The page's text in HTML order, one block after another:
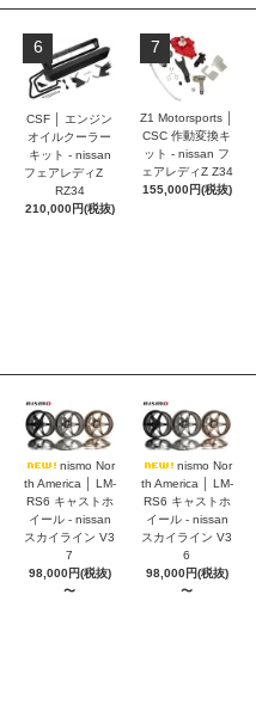
6
CSF │ エンジン
オイルクーラー
キット - nissan
フェアレディZ
RZ34
210,000円(税抜)
7
Z1 Motorsports │
CSC 作動変換キ
ット - nissan フ
ェアレディZ Z34
155,000円(税抜)
nismo Nor
th America │ LM-
RS6 キャストホ
イール - nissan
スカイライン V3
7
98,000円(税抜)
〜
nismo Nor
th America │ LM-
RS6 キャストホ
イール - nissan
スカイライン V3
6
98,000円(税抜)
〜